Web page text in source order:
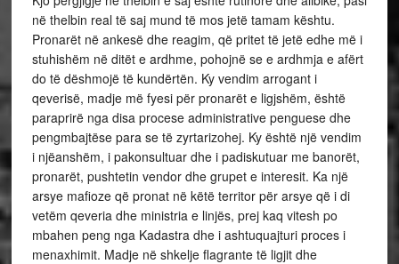
në thelbin real të saj mund të mos jetë tamam kështu.
Pronarët në ankesë dhe reagim, që pritet të jetë edhe më i
stuhishëm në ditët e ardhme, pohojnë se e ardhmja e afërt
do të dëshmojë të kundërtën. Ky vendim arrogant i
qeverisë, madje më fyesi për pronarët e ligjshëm, është
paraprirë nga disa procese administrative penguese dhe
pengmbajtëse para se të zyrtarizohej. Ky është një vendim
i njëanshëm, i pakonsultuar dhe i padiskutuar me banorët,
pronarët, pushtetin vendor dhe grupet e interesit. Ka një
arsye mafioze që pronat në këtë territor për arsye që i di
vetëm qeveria dhe ministria e linjës, prej kaq vitesh po
mbahen peng nga Kadastra dhe i ashtuquajturi proces i
menaxhimit. Madje në shkelje flagrante të ligjit dhe